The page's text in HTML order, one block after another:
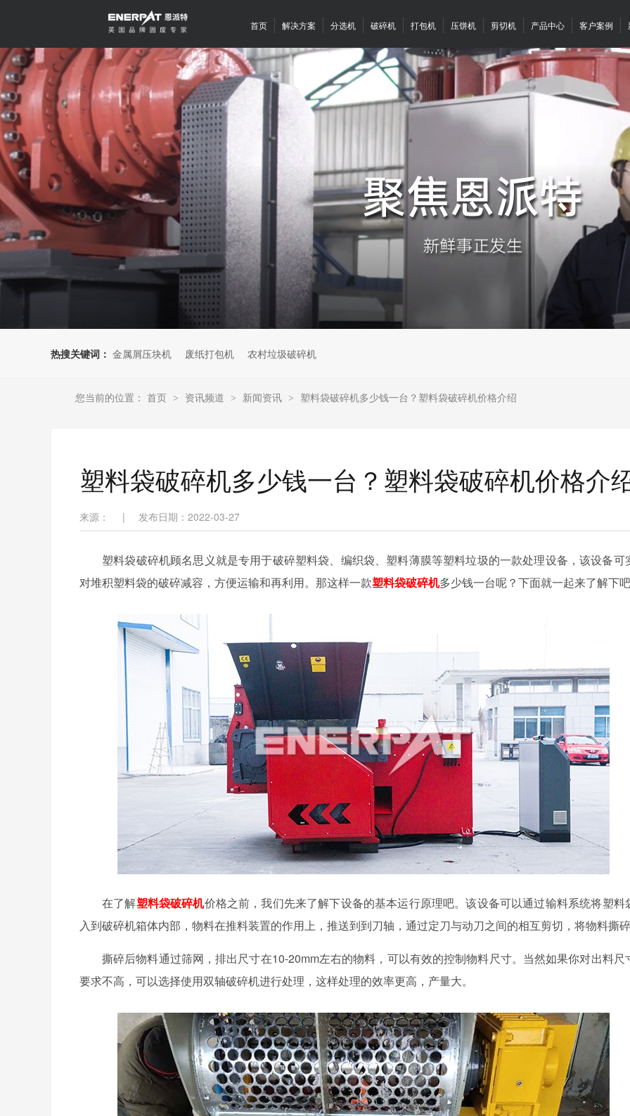
首页 解决方案 分选机 破碎机 打包机 压饼机 剪切机 产品中心 客户案例
热搜关键词： 金属屑压块机 废纸打包机 农村垃圾破碎机
您当前的位置： 首页 > 资讯频道 > 新闻资讯 > 塑料袋破碎机多少钱一台？塑料袋破碎机价格介绍
塑料袋破碎机多少钱一台？塑料袋破碎机价格介
来源： | 发布日期：2022-03-27
塑料袋破碎机顾名思义就是专用于破碎塑料袋、编织袋、塑料薄膜等塑料垃圾的一款处理设备，该设备可
对堆积塑料袋的破碎减容，方便运输和再利用。那这样一款塑料袋破碎机多少钱一台呢？下面就一起来了解下
在了解塑料袋破碎机价格之前，我们先来了解下设备的基本运行原理吧。该设备可以通过输料系统将塑料
入到破碎机箱体内部，物料在推料装置的作用上，推送到到刀轴，通过定刀与动刀之间的相互剪切，将物料撕
撕碎后物料通过筛网，排出尺寸在10-20mm左右的物料，可以有效的控制物料尺寸。当然如果你对出料尺
要求不高，可以选择使用双轴破碎机进行处理，这样处理的效率更高，产量大。